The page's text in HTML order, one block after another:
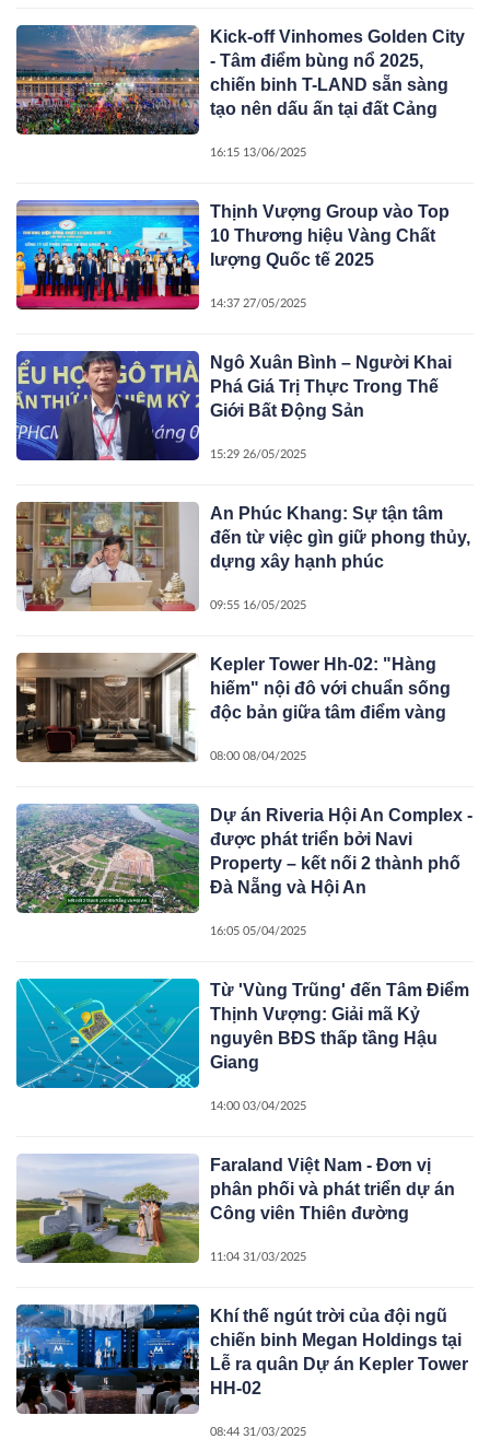
Kick-off Vinhomes Golden City
- Tâm điểm bùng nổ 2025,
chiến binh T-LAND sẵn sàng
tạo nên dấu ấn tại đất Cảng
16:15 13/06/2025
Thịnh Vượng Group vào Top
10 Thương hiệu Vàng Chất
lượng Quốc tế 2025
14:37 27/05/2025
Ngô Xuân Bình – Người Khai
Phá Giá Trị Thực Trong Thế
Giới Bất Động Sản
15:29 26/05/2025
An Phúc Khang: Sự tận tâm
đến từ việc gìn giữ phong thủy,
dựng xây hạnh phúc
09:55 16/05/2025
Kepler Tower Hh-02: "Hàng
hiếm" nội đô với chuẩn sống
độc bản giữa tâm điểm vàng
08:00 08/04/2025
Dự án Riveria Hội An Complex -
được phát triển bởi Navi
Property – kết nối 2 thành phố
Đà Nẵng và Hội An
16:05 05/04/2025
Từ 'Vùng Trũng' đến Tâm Điểm
Thịnh Vượng: Giải mã Kỷ
nguyên BĐS thấp tầng Hậu
Giang
14:00 03/04/2025
Faraland Việt Nam - Đơn vị
phân phối và phát triển dự án
Công viên Thiên đường
11:04 31/03/2025
Khí thế ngút trời của đội ngũ
chiến binh Megan Holdings tại
Lễ ra quân Dự án Kepler Tower
HH-02
08:44 31/03/2025